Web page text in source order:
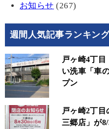
お知らせ (267)
週間人気記事ランキン
戸ヶ崎4丁
い洗車「車
プン
戸ヶ崎2丁
三郷店」が